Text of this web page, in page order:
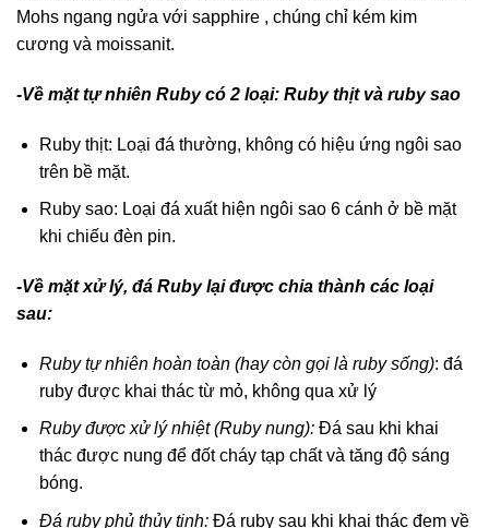
Mohs ngang ngửa với sapphire , chúng chỉ kém kim
cương và moissanit.
-Về mặt tự nhiên Ruby có 2 loại: Ruby thịt và ruby sao
Ruby thịt: Loại đá thường, không có hiệu ứng ngôi sao
trên bề mặt.
Ruby sao: Loại đá xuất hiện ngôi sao 6 cánh ở bề mặt
khi chiếu đèn pin.
-Về mặt xử lý, đá Ruby lại được chia thành các loại
sau:
Ruby tự nhiên hoàn toàn (hay còn gọi là ruby sống): đá
ruby được khai thác từ mỏ, không qua xử lý
Ruby được xử lý nhiệt (Ruby nung):Đá sau khi khai
thác được nung để đốt cháy tạp chất và tăng độ sáng
bóng.
Đá ruby phủ thủy tinh:Đá ruby sau khi khai thác đem về